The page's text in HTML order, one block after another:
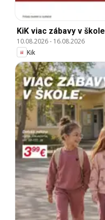
KiK viac zábavy v škole
10.08.2026- 16.08.2026
Kik